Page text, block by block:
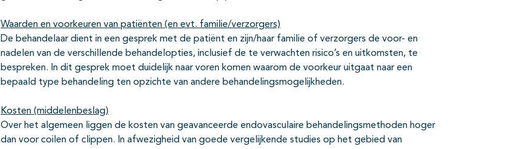
Waarden en voorkeuren van patiënten (en evt. familie/verzorgers)
De behandelaar dient in een gesprek met de patiënt en zijn/haar familie of verzorgers de voor- en
nadelen van de verschillende behandelopties, inclusief de te verwachten risico’s en uitkomsten, te
bespreken. In dit gesprek moet duidelijk naar voren komen waarom de voorkeur uitgaat naar een
bepaald type behandeling ten opzichte van andere behandelingsmogelijkheden.
Kosten (middelenbeslag)
Over het algemeen liggen de kosten van geavanceerde endovasculaire behandelingsmethoden hoger
dan voor coilen of clippen. In afwezigheid van goede vergelijkende studies op het gebied van